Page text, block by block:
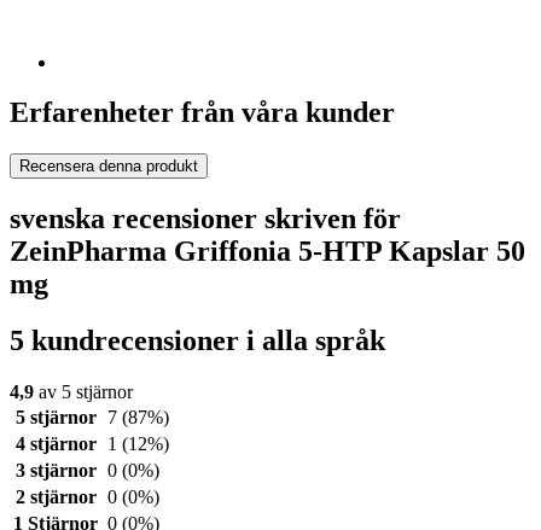
Erfarenheter från våra kunder
Recensera denna produkt
svenska recensioner skriven för
ZeinPharma Griffonia 5-HTP Kapslar 50
mg
5 kundrecensioner i alla språk
4,9 av 5 stjärnor
5 stjärnor
7 (87%)
4 stjärnor
1 (12%)
3 stjärnor 0 (0%)
2 stjärnor 0 (0%)
1 Stjärnor 0 (0%)